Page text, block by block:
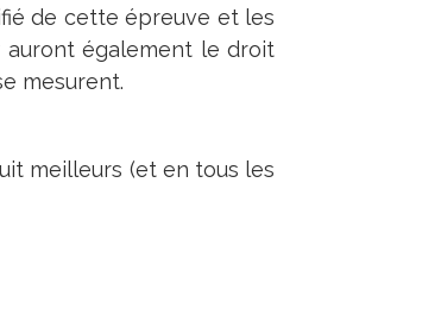
de cette épreuve et les
auront également le droit
mesurent.
meilleurs (et en tous les